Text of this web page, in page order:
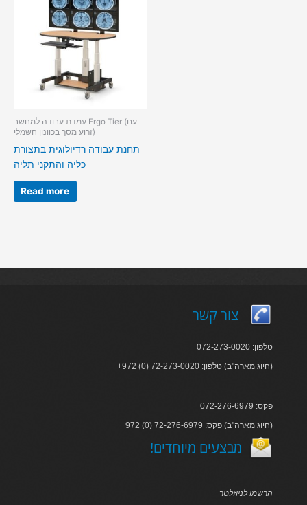
עמדת עבודה למחשב Ergo Tier (עם
זרוע מסך בכוונון חשמלי)
תחנת עבודה רדיולוגית בתצורת
כליה והתקני תליה
Read more
צור קשר
טלפון: 072-273-0020
+972 (0) 72-273-0020 :חיוג מארה"ב) טלפון)
פקס: 072-276-6979
+972 (0) 72-276-6979 :חיוג מארה"ב) פקס)
!מבצעים מיוחדים
הרשמו לניוזלטר